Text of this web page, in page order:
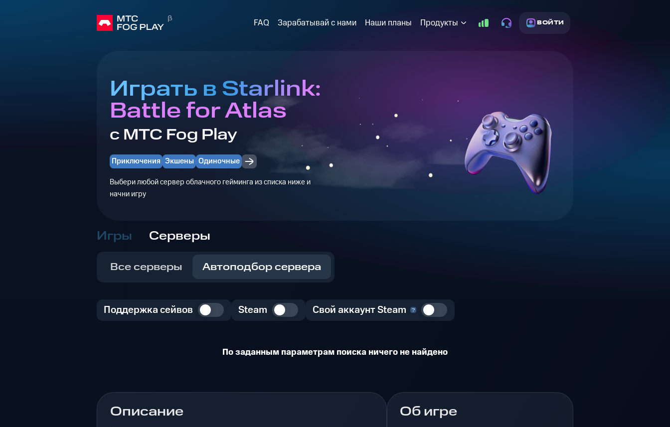
FAQ Зарабатывай с нами Наши планы Продукты ВОЙТИ
Играть в Starlink:
Battle for Atlas
с МТС Fog Play
Приключения Экшены Одиночные
Выбери любой сервер облачного гейминга из списка ниже и
начни игру
Игры Серверы
Все серверы Автоподбор сервера
Поддержка сейвов Steam Свой аккаунт Steam
По заданным параметрам поиска ничего не найдено
Описание Об игре